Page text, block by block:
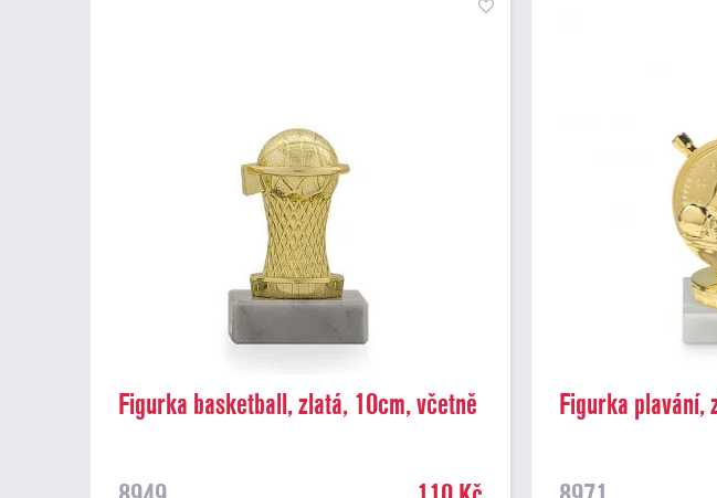
Figurka basketball, zlatá, 10cm, včetně
Figurka plavání,